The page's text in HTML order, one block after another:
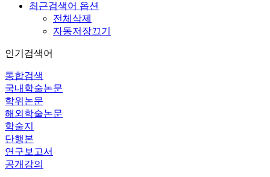
최근검색어 옵션
전체삭제
자동저장끄기
인기검색어
통합검색
국내학술논문
학위논문
해외학술논문
학술지
단행본
연구보고서
공개강의